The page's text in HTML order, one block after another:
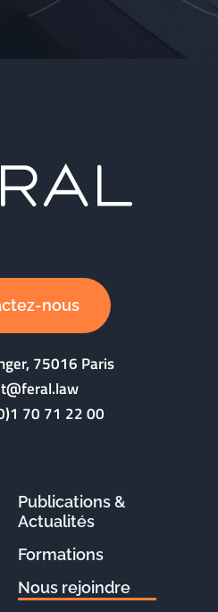
nous
75016 Paris
70 71 22 00
Publications &
Actualités
Formations
Nous rejoindre